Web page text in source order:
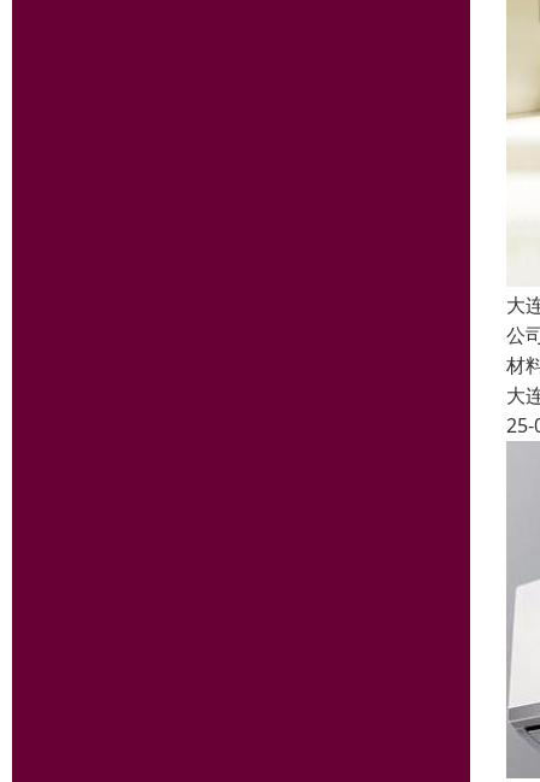
大
公
材
大
25-